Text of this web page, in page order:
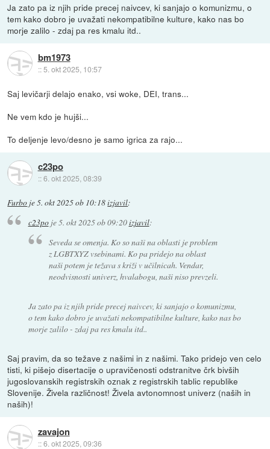
Ja zato pa iz njih pride precej naivcev, ki sanjajo o komunizmu, o
tem kako dobro je uvažati nekompatibilne kulture, kako nas bo
morje zalilo - zdaj pa res kmalu itd..
bm1973
::5. okt 2025, 10:57
Saj levičarji delajo enako, vsi woke, DEI, trans...
Ne vem kdo je hujši...
To deljenje levo/desno je samo igrica za rajo...
c23po
::6. okt 2025, 08:39
Furbo je5. okt 2025 ob 10:18izjavil:
c23poje5. okt 2025 ob 09:20izjavil:
Seveda se omenja. Ko so naši na oblasti je problem
z LGBTXYZ vsebinami. Ko pa pridejo na oblast
naši potem je težava s križi v učilnicah. Vendar,
neodvisnosti univerz, hvalabogu, naši niso prevzeli.
Ja zato pa iz njih pride precej naivcev, ki sanjajo o komunizmu,
o tem kako dobro je uvažati nekompatibilne kulture, kako nas bo
morje zalilo - zdaj pa res kmalu itd..
Saj pravim, da so težave z našimi in z našimi. Tako pridejo ven celo
tisti, ki pišejo disertacije o upravičenosti odstranitve črk bivših
jugoslovanskih registrskih oznak z registrskih tablic republike
Slovenije. Živela različnost! Živela avtonomnost univerz (naših in
naših)!
zavajon
::6. okt 2025, 09:36